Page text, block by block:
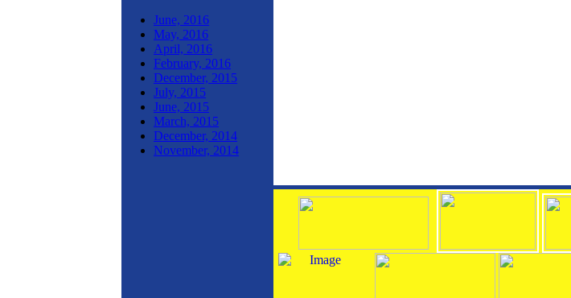
June, 2016
May, 2016
April, 2016
February, 2016
December, 2015
July, 2015
June, 2015
March, 2015
December, 2014
November, 2014